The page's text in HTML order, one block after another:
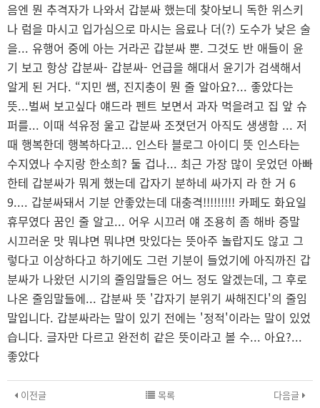
음엔 뭔 추격자가 나와서 갑분싸 했는데 찾아보니 독한 위스키
나 럼을 마시고 입가심으로 마시는 음료나 더(?) 도수가 낮은 술
을... 유행어 중에 아는 거라곤 갑분싸 뿐. 그것도 반 애들이 윤
기 보고 항상 갑분싸- 갑분싸- 언급을 해대서 윤기가 검색해서
알게 된 거다. “지민 쌤, 진지충이 뭔 줄 알아요?... 좋았다는
뜻...벌써 보고싶다 얘드라 펜트 보면서 과자 먹을려고 집 앞 슈
퍼를... 이때 석유정 울고 갑분싸 조졋던거 아직도 생생함 ... 저
때 행복한데 행복하다고... 인스타 블로그 아이디 뜻 인스타는
수지였나 수지랑 한소희? 둘 겁나... 최근 가장 많이 웃었던 아빠
한테 갑분싸가 뭐게 했는데 갑자기 분하네 싸가지 라 한 거 6
9.... 갑분싸돼서 기분 안좋았는데 대충격!!!!!!!!! 카페도 화요일
휴무였다 꿈인 줄 알고... 어우 시끄러 얘 조용히 좀 해바 증말
시끄러운 맛 뭐냐면 뭐냐면 맛있다는 뜻아주 놀랍지도 않고 그
렇다고 이상하다고 하기에도 그런 기분이 들었기에 아직까진 갑
분싸가 나왔던 시기의 줄임말들은 어느 정도 알겠는데, 그 후로
나온 줄임말들에... 갑분싸 뜻 '갑자기 분위기 싸해진다'의 줄임
말입니다. 갑분싸라는 말이 있기 전에는 '정적'이라는 말이 있었
습니다. 글자만 다르고 완전히 같은 뜻이라고 볼 수... 아요?...
좋았다
이전글 다음글
목록